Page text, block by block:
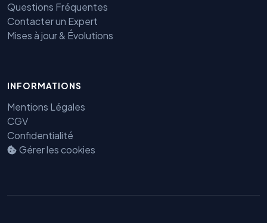
Questions Fréquentes
Contacter un Expert
Mises à jour & Évolutions
INFORMATIONS
Mentions Légales
CGV
Confidentialité
Gérer les cookies